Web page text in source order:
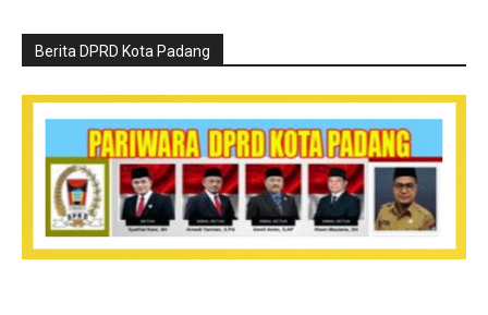
Berita DPRD Kota Padang